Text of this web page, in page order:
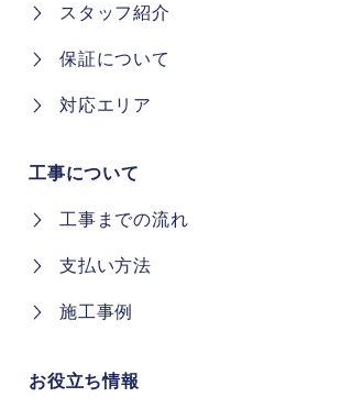
対応エリア
スタッフ紹介
保証について
お役立ち情報
工事までの流れ
施工事例
支払い方法
工事について